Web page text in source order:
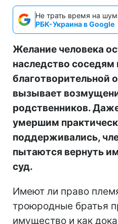
Не трать время на
РБК-Украина в Google
Желание человека
наследство соседям
благотворительной
вызывает
родственников.
умершим
поддерживались,
пытаются вернуть
суд.
Имеют ли право
троюродные братья
имущество и как